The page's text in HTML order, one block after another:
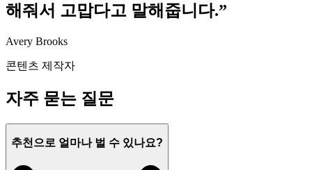
해줘서 고맙다고 말해줍니다.”
Avery Brooks
콘텐츠 제작자
자주 묻는 질문
추천으로 얼마나 벌 수 있나요?